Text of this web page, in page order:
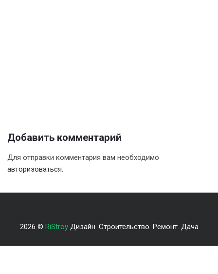
Добавить комментарий
Для отправки комментария вам необходимо
авторизоваться
2026 © RiStroyДизайн. Строительство. Ремонт. Дача